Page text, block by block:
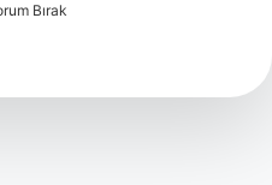
Bırak